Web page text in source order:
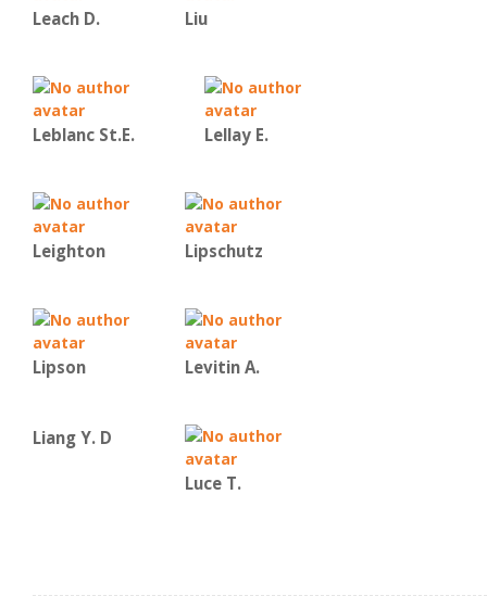
Leach D. Liu
Leblanc St.E. Lellay E.
Leighton Lipschutz
Lipson Levitin A.
Liang Y. D
Luce T.